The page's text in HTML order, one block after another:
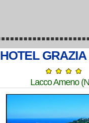
HOTEL
Lacco Ameno